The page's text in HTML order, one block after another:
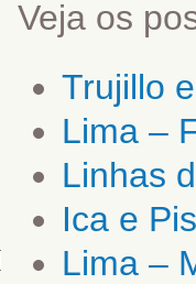
Veja os
Trujillo
Lima –
Linhas
Ica e
Lima –